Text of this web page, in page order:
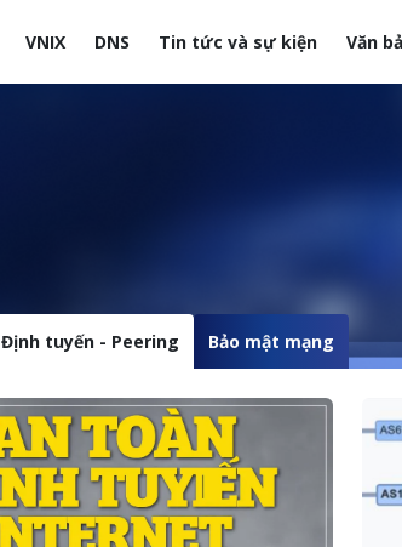
VNIX DNS Tin tức và sự kiện Văn
Định tuyến - Peering Bảo mật mạng